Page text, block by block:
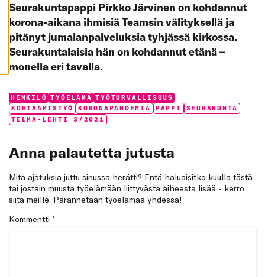
Ä
S
T
E
T
Seurakuntapappi Pirkko Järvinen on kohdannut
korona-aikana ihmisiä Teamsin välityksellä ja
pitänyt jumalanpalveluksia tyhjässä kirkossa.
Seurakuntalaisia hän on kohdannut etänä –
monella eri tavalla.
Categories:
HENKILÖ TYÖELÄMÄ TYÖTURVALLISUUS
Tags:
KOHTAAMISTYÖ KORONAPANDEMIA PAPPI
SEURAKUNTA
TELMA-LEHTI 3/2021
Anna palautetta jutusta
Mitä ajatuksia juttu sinussa herätti? Entä haluaisitko kuulla tästä
tai jostain muusta työelämään liittyvästä aiheesta lisää - kerro
siitä meille. Parannetaan työelämää yhdessä!
Kommentti *